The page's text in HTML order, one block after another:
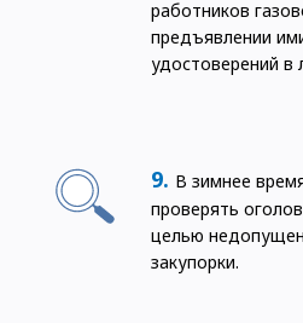
работников
предъявлении
удостоверений в
В зимнее
проверять
целью
закупорки.